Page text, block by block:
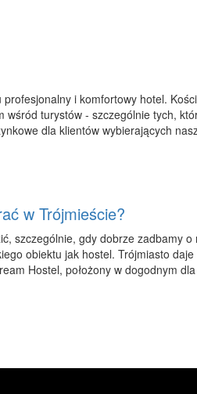
i komfortowy hotel.
wśród turystów - szczególnie tych,
dla klientów wybierających
w Trójmieście?
szczególnie, gdy dobrze zadbamy
obiektu jak hostel. Trójmiasto
Hostel, położony w dogodnym